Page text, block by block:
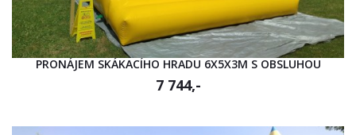
PRONÁJEM SKÁKACÍHO HRADU 6X5X3M S OBSLUHOU
7 744,-